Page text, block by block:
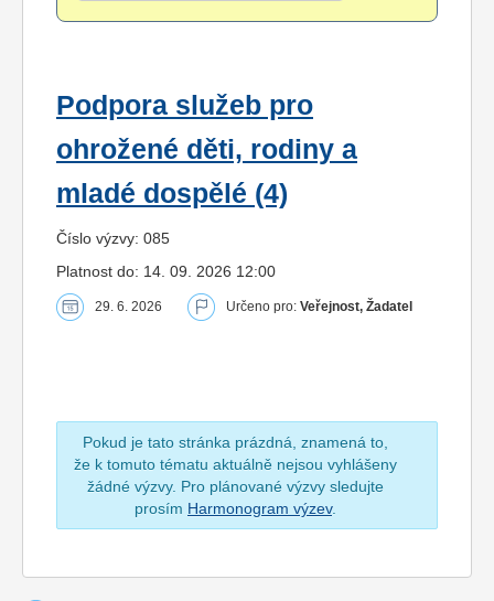
Podpora služeb pro
ohrožené děti, rodiny a
mladé dospělé (4)
Číslo výzvy: 085
Platnost do: 14. 09. 2026 12:00
29. 6. 2026 Určeno pro: Veřejnost, Žadatel
Pokud je tato stránka prázdná, znamená to,
že k tomuto tématu aktuálně nejsou vyhlášeny
žádné výzvy. Pro plánované výzvy sledujte
prosím Harmonogram výzev.